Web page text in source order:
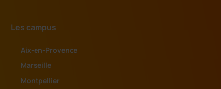
Les campus
Aix-en-Provence
Marseille
Montpellier